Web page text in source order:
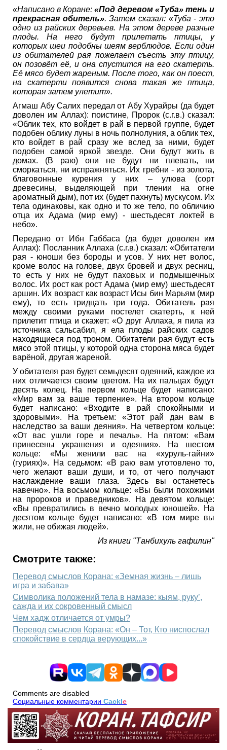
«Написано в Коране:«Под деревом «Туба» тень и
прекрасная обитель». Затем сказал: «Туба - это
одно из райских деревьев. На этом дереве разные
плоды. На него будут прилетать птицы, у
которых шеи подобны шеям верблюдов. Если один
из обитателей рая пожелает съесть эту птицу,
он позовёт её, и она спустится на его скатерть.
Её мясо будет жареным. После того, как он поест,
на скатерти появится снова такая же птица,
которая затем улетит».
Агмаш Абу Салих передал от Абу Хурайры (да будет
доволен им Аллах): поистине, Пророк (с.г.в.) сказал:
«Облик тех, кто войдет в рай в первой группе, будет
подобен облику луны в ночь полнолуния, а облик тех,
кто войдет в рай сразу же вслед за ними, будет
подобен самой яркой звезде. Они будут жить в
домах. (В раю) они не будут ни плевать, ни
сморкаться, ни испражняться. Их гребни - из золота,
благовонные курения у них – улюва (сорт
древесины, выделяющей при тлении на огне
ароматный дым), пот их (будет пахнуть) мускусом. Их
тела одинаковы, как одно и то же тело, по обличию
отца их Адама (мир ему) - шестьдесят локтей в
небо».
Передано от Ибн Габбаса (да будет доволен им
Аллах): Посланник Аллаха (с.г.в.) сказал: «Обитатели
рая - юноши без бороды и усов. У них нет волос,
кроме волос на голове, двух бровей и двух ресниц,
то есть у них не будут паховых и подмышечных
волос. Их рост как рост Адама (мир ему) шестьдесят
аршин. Их возраст как возраст Исы бин Марьям (мир
ему), то есть тридцать три года. Обитатель рая
между своими руками постелет скатерть, к ней
прилетит птица и скажет: «О друг Аллаха, я пила из
источника сальсабил, я ела плоды райских садов
находящиеся под троном. Обитатели рая будут есть
мясо этой птицы, у которой одна сторона мяса будет
варёной, другая жареной.
У обитателя рая будет семьдесят одеяний, каждое из
них отличается своим цветом. На их пальцах будут
десять колец. На первом кольце будет написано:
«Мир вам за ваше терпение». На втором кольце
будет написано: «Входите в рай спокойными и
здоровыми». На третьем: «Этот рай дан вам в
наследство за ваши деяния». На четвертом кольце:
«От вас ушли горе и печаль». На пятом: «Вам
принесены украшения и одеяния». На шестом
кольце: «Мы женили вас на «хуруль-гайни»
(гуриях)». На седьмом: «В раю вам уготовлено то,
чего желают ваши души, и то, от чего получают
наслаждение ваши глаза. Здесь вы останетесь
навечно». На восьмом кольце: «Вы были похожими
на пророков и праведников». На девятом кольце:
«Вы превратились в вечно молодых юношей». На
десятом кольце будет написано: «В том мире вы
жили, не обижая людей».
Из книги "Танбихуль гафилин"
Смотрите также:
Перевод смыслов Корана: «Земная жизнь – лишь
игра и забава»
Символика положений тела в намазе: кыям, руку’,
сажда и их сокровенный смысл
Чем хадж отличается от умры?
Перевод смыслов Корана: «Он – Тот, Кто ниспослал
спокойствие в сердца верующих...»
Comments are disabled
Социальные комментарии Cackle